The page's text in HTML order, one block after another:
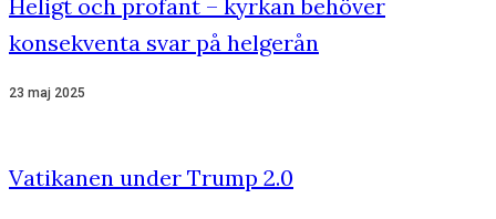
Heligt och profant – kyrkan behöver
konsekventa svar på helgerån
23 maj 2025
Vatikanen under Trump 2.0